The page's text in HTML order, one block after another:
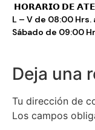
𝗛𝗢𝗥𝗔𝗥𝗜𝗢 𝗗𝗘
L – V de 08:00 Hrs.
Sábado de 09:00
Deja una
Tu dirección de
Los campos